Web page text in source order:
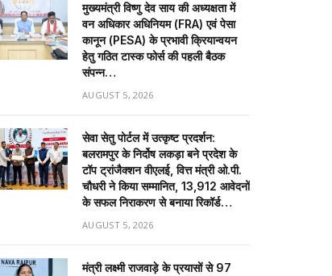
मुख्यमंत्री विष्णु देव साय की अध्यक्षता में
वन अधिकार अधिनियम (FRA) एवं पेसा
कानून (PESA) के प्रभावी क्रियान्वयन
हेतु गठित टास्क फोर्स की पहली बैठक
संपन्न…
AUGUST 5, 2026
सेवा सेतु पोर्टल में उत्कृष्ट प्रदर्शन:
बलरामपुर के निर्दोष लकड़ा बने प्रदेश के
टॉप ट्रांजैक्शन वीएलई, वित्त मंत्री ओ.पी.
चौधरी ने किया सम्मानित, 13,912 आवेदनों
के सफल निराकरण से बनाया रिकॉर्ड…
AUGUST 5, 2026
मंत्री लक्ष्मी राजवाड़े के प्रयासों से 97